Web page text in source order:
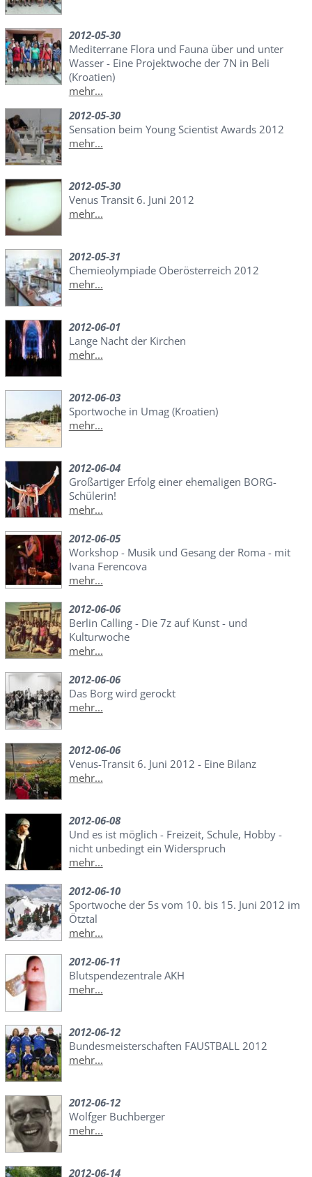
2012-05-30
Mediterrane Flora und Fauna über und unter
Wasser - Eine Projektwoche der 7N in Beli
(Kroatien)
mehr...
2012-05-30
Sensation beim Young Scientist Awards 2012
mehr...
2012-05-30
Venus Transit 6. Juni 2012
mehr...
2012-05-31
Chemieolympiade Oberösterreich 2012
mehr...
2012-06-01
Lange Nacht der Kirchen
mehr...
2012-06-03
Sportwoche in Umag (Kroatien)
mehr...
2012-06-04
Großartiger Erfolg einer ehemaligen BORG-
Schülerin!
mehr...
2012-06-05
Workshop - Musik und Gesang der Roma - mit
Ivana Ferencova
mehr...
2012-06-06
Berlin Calling - Die 7z auf Kunst - und
Kulturwoche
mehr...
2012-06-06
Das Borg wird gerockt
mehr...
2012-06-06
Venus-Transit 6. Juni 2012 - Eine Bilanz
mehr...
2012-06-08
Und es ist möglich - Freizeit, Schule, Hobby -
nicht unbedingt ein Widerspruch
mehr...
2012-06-10
Sportwoche der 5s vom 10. bis 15. Juni 2012 im
Ötztal
mehr...
2012-06-11
Blutspendezentrale AKH
mehr...
2012-06-12
Bundesmeisterschaften FAUSTBALL 2012
mehr...
2012-06-12
Wolfger Buchberger
mehr...
2012-06-14